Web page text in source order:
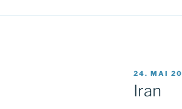
AM
24. MAI
Iran